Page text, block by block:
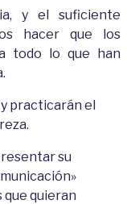
y el suficiente
hacer que los
todo lo que han
practicarán el
su
que quieran